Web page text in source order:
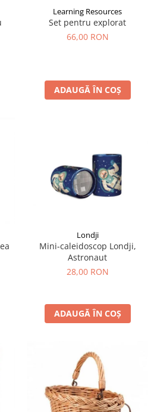
Learning Resources
Set pentru explorat
66,00 RON
ADAUGĂ ÎN COȘ
Londji
Mini-caleidoscop Londji,
Astronaut
28,00 RON
ADAUGĂ ÎN COȘ